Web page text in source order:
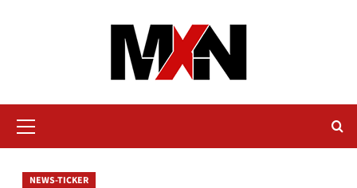
Menü
NEWS-TICKER